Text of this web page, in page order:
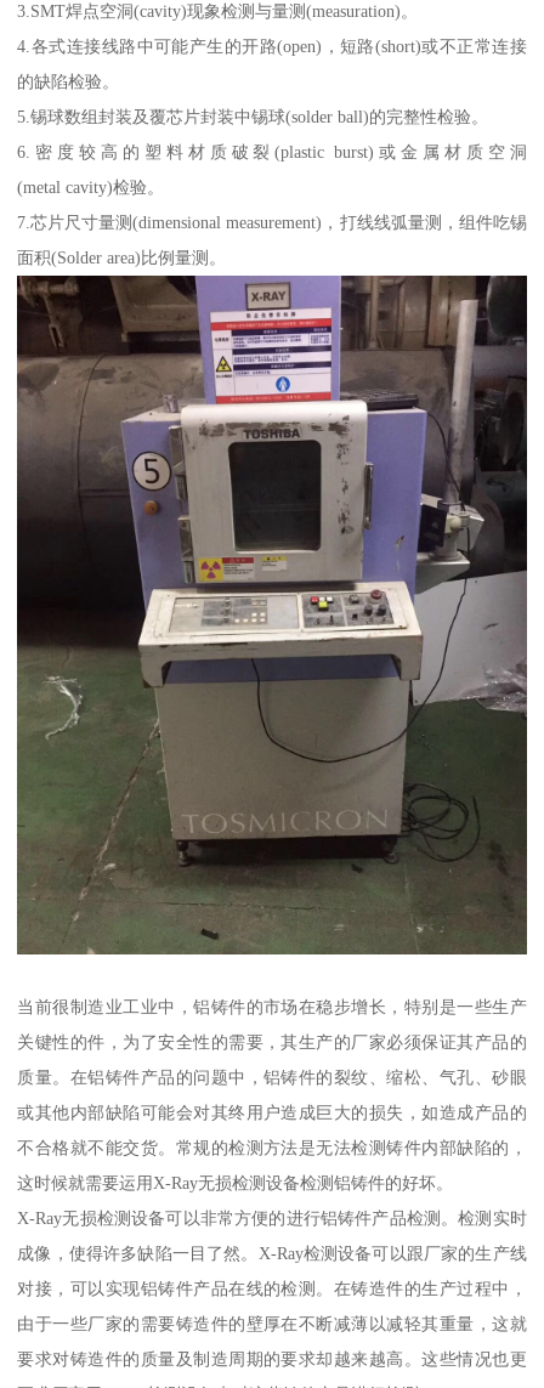
3.SMT焊点空洞(cavity)现象检测与量测(measuration)。
4.各式连接线路中可能产生的开路(open)，短路(short)或不正常连接
的缺陷检验。
5.锡球数组封装及覆芯片封装中锡球(solder ball)的完整性检验。
6.密度较高的塑料材质破裂(plastic burst)或金属材质空洞
(metal cavity)检验。
7.芯片尺寸量测(dimensional measurement)，打线线弧量测，组件吃锡
面积(Solder area)比例量测。
当前很制造业工业中，铝铸件的市场在稳步增长，特别是一些生产
关键性的件，为了安全性的需要，其生产的厂家必须保证其产品的
质量。在铝铸件产品的问题中，铝铸件的裂纹、缩松、气孔、砂眼
或其他内部缺陷可能会对其终用户造成巨大的损失，如造成产品的
不合格就不能交货。常规的检测方法是无法检测铸件内部缺陷的，
这时候就需要运用X-Ray无损检测设备检测铝铸件的好坏。
X-Ray无损检测设备可以非常方便的进行铝铸件产品检测。检测实时
成像，使得许多缺陷一目了然。X-Ray检测设备可以跟厂家的生产线
对接，可以实现铝铸件产品在线的检测。在铸造件的生产过程中，
由于一些厂家的需要铸造件的壁厚在不断减薄以减轻其重量，这就
要求对铸造件的质量及制造周期的要求却越来越高。这些情况也更